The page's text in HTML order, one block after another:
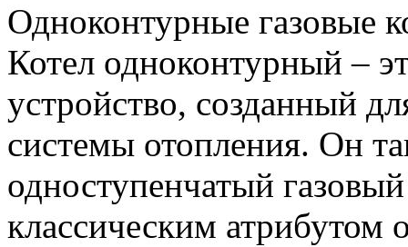
Одноконтурные газовые
Котел одноконтурный –
устройство, созданный
системы отопления. Он
одноступенчатый
классическим атрибутом